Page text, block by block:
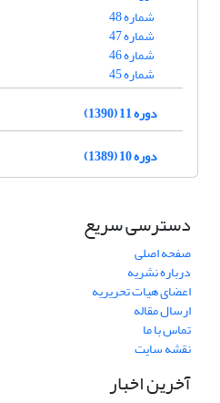
شماره 48
شماره 47
شماره 46
شماره 45
دوره 11 (1390)
دوره 10 (1389)
دسترسی سریع
صفحه اصلی
درباره نشریه
اعضای هیات تحریریه
ارسال مقاله
تماس با ما
نقشه سایت
آخرین اخبار